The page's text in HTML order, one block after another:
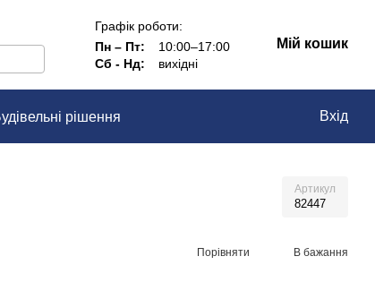
Графік роботи:
Пн – Пт:
10:00–17:00
Сб - Нд:
вихідні
Мій кошик
рішення
Вхід
Артикул
82447
Порівняти В бажання